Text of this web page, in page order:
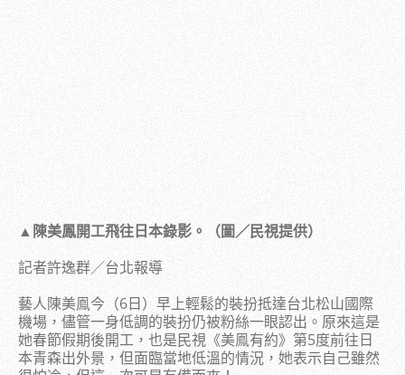
▲陳美鳳開工飛往日本錄影。（圖／民視提供）
記者許逸群／台北報導
藝人陳美鳯今（6日）早上輕鬆的裝扮抵達台北松山國際
機場，儘管一身低調的裝扮仍被粉絲一眼認出。原來這是
她春節假期後開工，也是民視《美鳯有約》第5度前往日
本青森出外景，但面臨當地低溫的情況，她表示自己雖然